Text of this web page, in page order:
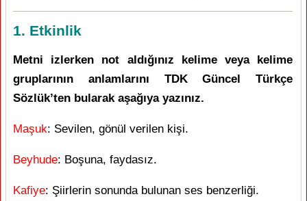
1. Etkinlik
Metni izlerken not aldığınız kelime veya kelime
gruplarının anlamlarını TDK Güncel Türkçe
Sözlük’ten bularak aşağıya yazınız.
Maşuk: Sevilen, gönül verilen kişi.
Beyhude: Boşuna, faydasız.
Kafiye: Şiirlerin sonunda bulunan ses benzerliği.